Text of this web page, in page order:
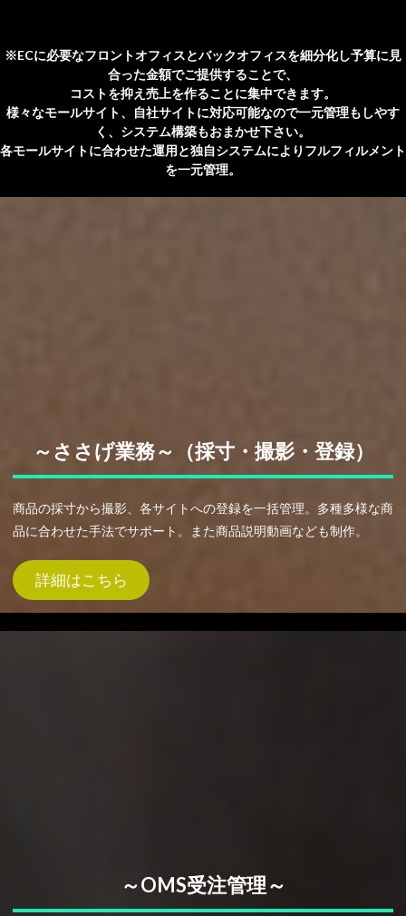
※ECに必要なフロントオフィスとバックオフィスを細分化し予算に見
合った金額でご提供することで、
コストを抑え売上を作ることに集中できます。
様々なモールサイト、自社サイトに対応可能なので一元管理もしやす
く、システム構築もおまかせ下さい。
各モールサイトに合わせた運用と独自システムによりフルフィルメント
を一元管理。
～ささげ業務～（採寸・撮影・登録）
商品の採寸から撮影、各サイトへの登録を一括管理。多種多様な商
品に合わせた手法でサポート。また商品説明動画なども制作。
詳細はこちら
～OMS受注管理～